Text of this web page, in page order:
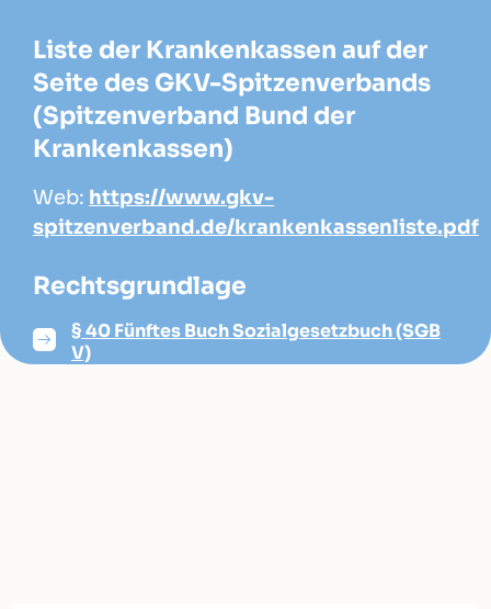
Liste der Krankenkassen auf der
Seite des GKV-Spitzenverbands
(Spitzenverband Bund der
Krankenkassen)
Web: https://www.gkv-
spitzenverband.de/krankenkassenliste.pdf
Rechtsgrundlage
§ 40 Fünftes Buch Sozialgesetzbuch (SGB
V)